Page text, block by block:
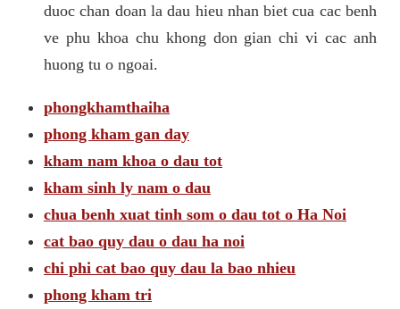
duoc chan doan la dau hieu nhan biet cua cac benh
ve phu khoa chu khong don gian chi vi cac anh
huong tu o ngoai.
phongkhamthaiha
phong kham gan day
kham nam khoa o dau tot
kham sinh ly nam o dau
chua benh xuat tinh som o dau tot o Ha Noi
cat bao quy dau o dau ha noi
chi phi cat bao quy dau la bao nhieu
phong kham tri